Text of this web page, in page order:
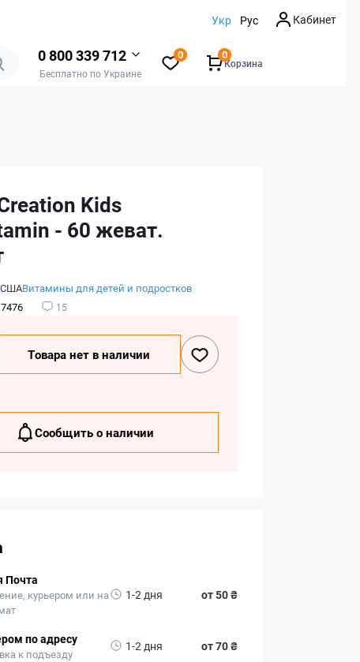
Укр Рус Кабинет
0 800 339 712
Бесплатно по Украине
0
Корзина
0
Kids
- 60 жеват.
СШАВитамины для детей и подростков
15
Товара нет в наличии
Сообщить о наличии
Почта
курьером или на
1-2 дня от 50 ₴
по адресу
к подъезду
1-2 дня от 70 ₴